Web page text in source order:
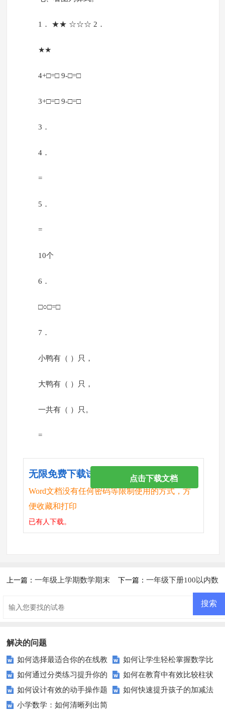
1． ★★ ☆☆☆ 2．
★★
4+□=□ 9-□=□
3+□=□ 9-□=□
3．
4．
=
5．
=
10个
6．
□○□=□
7．
小鸭有（ ）只，
大鸭有（ ）只，
一共有（ ）只。
=
无限免费下载试卷
Word文档没有任何密码等限制使用的方式，方
便收藏和打印
已有人下载。
点击下载文档
上一篇：一年级上学期数学期末 下一篇： 一年级下册100以内数
解决的问题
如何选择最适合你的在线教
育平台？——全面指南
如何让学生轻松掌握数学比
较符号？
如何通过分类练习提升你的
学习效率？
如何在教育中有效比较柱状
图和饼图？
如何设计有效的动手操作题
以增强学生的实践能力？
如何快速提升孩子的加减法
小学数学：如何清晰列出简